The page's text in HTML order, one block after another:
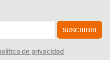
SUSCRIBIR
de privacidad